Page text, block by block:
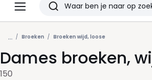
Menu
Redoute
Zoeken
Laatst
bekeken
... Broeken Broeken wijd, loose
Dames broeken,
150